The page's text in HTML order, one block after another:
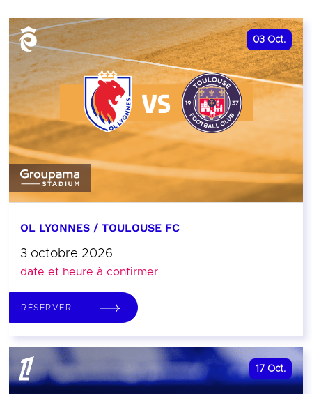
03 Oct.
OL LYONNES / TOULOUSE FC
3 octobre 2026
date et heure à confirmer
RÉSERVER
17 Oct.